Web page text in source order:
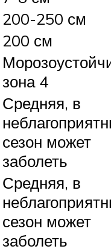
200-250 см
200 см
зона 4
Средняя, в
сезон может
заболеть
Средняя, в
сезон может
заболеть